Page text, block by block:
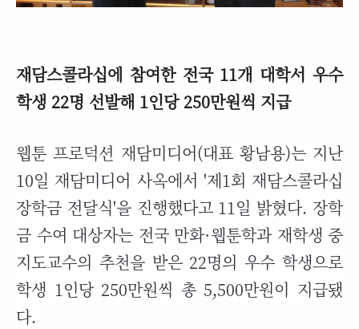
재담스콜라십에 참여한 전국 11개 대학서 우수
학생 22명 선발해 1인당 250만원씩 지급
웹툰 프로덕션 재담미디어(대표 황남용)는 지난
10일 재담미디어 사옥에서 '제1회 재담스콜라십
장학금 전달식'을 진행했다고 11일 밝혔다. 장학
금 수여 대상자는 전국 만화·웹툰학과 재학생 중
지도교수의 추천을 받은 22명의 우수 학생으로
학생 1인당 250만원씩 총 5,500만원이 지급됐
다.